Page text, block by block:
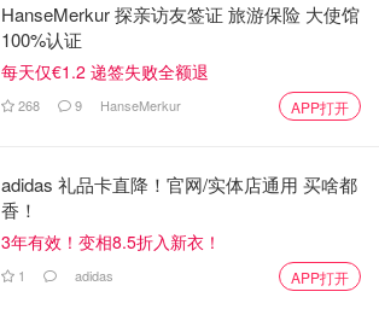
HanseMerkur 探亲访友签证 旅游保险 大使馆
100%认证
每天仅€1.2 递签失败全额退
268 9 HanseMerkur APP打开
adidas 礼品卡直降！官网/实体店通用 买啥都
香！
3年有效！变相8.5折入新衣！
1 adidas APP打开